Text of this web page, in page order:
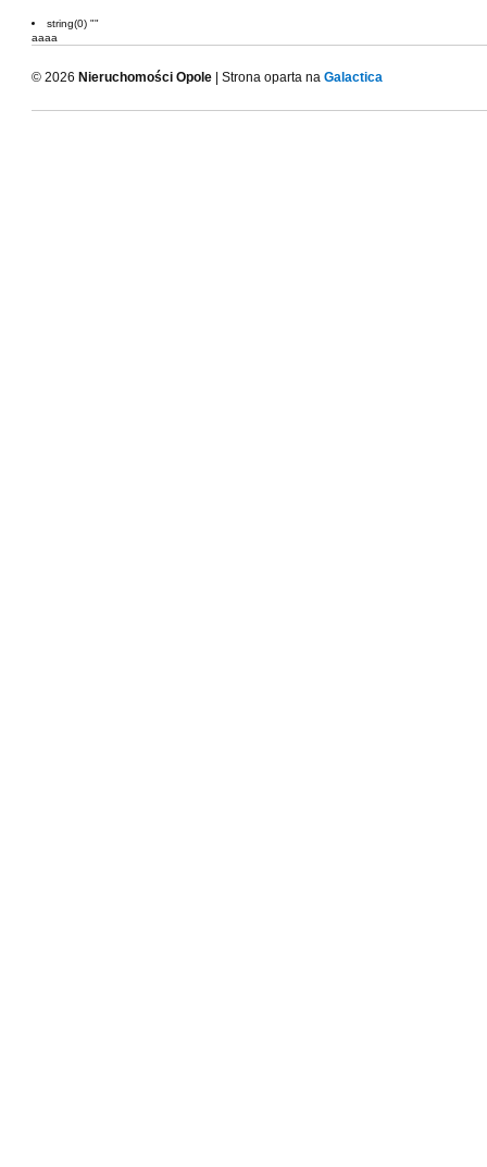
string(0) ""
aaaa
© 2026 Nieruchomości Opole | Strona oparta na Galactica